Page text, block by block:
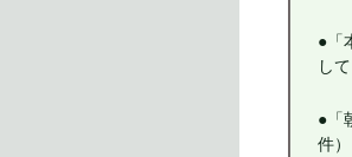
●「
し
●「
件）